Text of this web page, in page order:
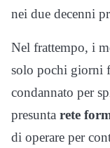
nei due decenni
Nel frattempo, i
solo pochi giorni
condannato per
presunta rete
di operare per